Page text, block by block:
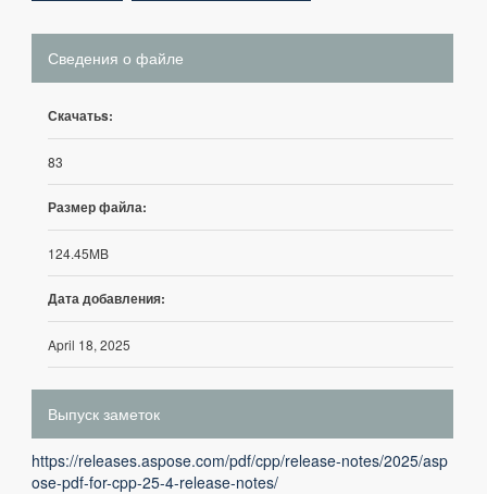
Сведения о файле
Скачатьs:
83
Размер файла:
124.45MB
Дата добавления:
April 18, 2025
Выпуск заметок
https://releases.aspose.com/pdf/cpp/release-notes/2025/asp
ose-pdf-for-cpp-25-4-release-notes/